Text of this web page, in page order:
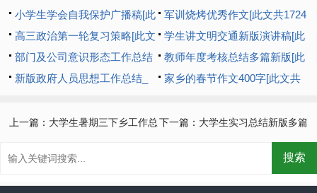
14861字]
13943字]
9262字]
小学生学会自我保护广播稿[此
文共1046字]
军训烧烤优秀作文[此文共1724
字]
高三政治第一轮复习策略[此文
共4138字]
学生讲文明交通新版演讲稿[此
文共3686字]
部门及公司意识形态工作总结
[此文共1216字]
教师年度考核总结多篇新版[此
文共5815字]
新版政府人员思想工作总结_
字]
家乡的春节作文400字[此文共
上一篇： 大学生暑期三下乡工作总下一篇： 大学生实习总结新版多篇
[此文共6864字]